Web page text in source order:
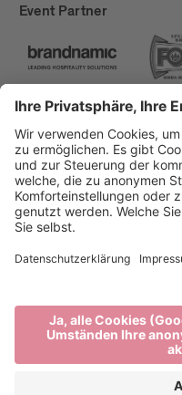
Event Partner
Brixen Tourismus
Privacy
Impressum
produced by